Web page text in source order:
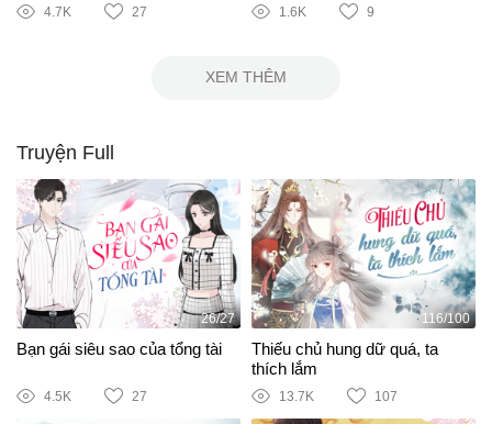
4.7K 27 1.6K 9
XEM THÊM
Truyện Full
26/27
Bạn gái siêu sao của tổng tài
4.5K 27
116/100
Thiếu chủ hung dữ quá, ta
thích lắm
13.7K 107